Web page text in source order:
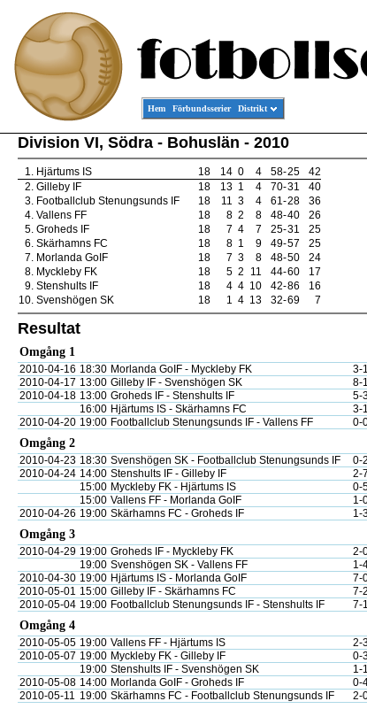
Hem Förbundsserier Distrikt
Division VI, Södra - Bohuslän - 2010
1. Hjärtums IS 18 14 0 4 58-25
42
2. Gilleby IF 18 13 1 4 70-31
40
3. Footballclub Stenungsunds IF 18 11 3 4 61-28
36
4. Vallens FF 18 8 2 8 48-40
26
5. Groheds IF 18 7 4 7 25-31
25
6. Skärhamns FC 18 8 1 9 49-57
25
7. Morlanda GoIF 18 7 3 8 48-50
24
8. Myckleby FK 18 5 2 11 44-60
17
9. Stenshults IF 18 4 4 10 42-86
16
10. Svenshögen SK 18 1 4 13 32-69 7
Resultat
Omgång 1
2010-04-16 18:30 Morlanda GoIF - Myckleby FK 3-1
2010-04-17 13:00 Gilleby IF - Svenshögen SK 8-1
2010-04-18 13:00 Groheds IF - Stenshults IF 5-
16:00 Hjärtums IS - Skärhamns FC 3-1
2010-04-20 19:00 Footballclub Stenungsunds IF - Vallens FF 0-
Omgång 2
2010-04-23 18:30 Svenshögen SK - Footballclub Stenungsunds IF 0-2
2010-04-24 14:00 Stenshults IF - Gilleby IF 2-7
15:00 Myckleby FK - Hjärtums IS 0-
15:00 Vallens FF - Morlanda GoIF 1-
2010-04-26 19:00 Skärhamns FC - Groheds IF 1-
Omgång 3
2010-04-29 19:00 Groheds IF - Myckleby FK 2-
19:00 Svenshögen SK - Vallens FF 1-
2010-04-30 19:00 Hjärtums IS - Morlanda GoIF 7-
2010-05-01 15:00 Gilleby IF - Skärhamns FC 7-2
2010-05-04 19:00 Footballclub Stenungsunds IF - Stenshults IF 7-1
Omgång 4
2010-05-05 19:00 Vallens FF - Hjärtums IS 2-
2010-05-07 19:00 Myckleby FK - Gilleby IF 0-
19:00 Stenshults IF - Svenshögen SK 1-1
2010-05-08 14:00 Morlanda GoIF - Groheds IF 0-
2010-05-11 19:00 Skärhamns FC - Footballclub Stenungsunds IF 2-